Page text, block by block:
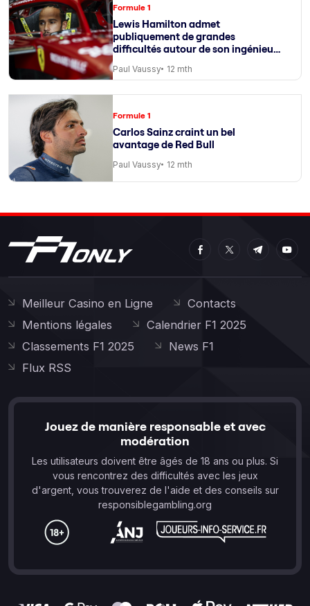
Formule 1
Lewis Hamilton admet
publiquement de grandes
difficultés autour de son ingénieur
Paul Vaussy 12 mth
Formule 1
Carlos Sainz craint un bel
avantage de Red Bull
Paul Vaussy 12 mth
Meilleur Casino en Ligne
Contacts
Mentions légales
Calendrier F1 2025
Classements F1 2025
News F1
Flux RSS
Jouez de manière responsable et avec
modération
Les utilisateurs doivent être âgés de 18 ans ou plus. Si
vous rencontrez des difficultés avec les jeux
d'argent, vous trouverez de l'aide et des conseils sur
responsiblegambling.org